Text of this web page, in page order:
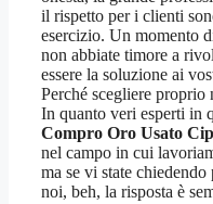
il rispetto per i clienti
esercizio. Un momento
non abbiate timore a
essere la soluzione ai
Perché scegliere proprio
In quanto veri esperti in
Compro Oro Usato
nel campo in cui
ma se vi state
noi, beh, la risposta è